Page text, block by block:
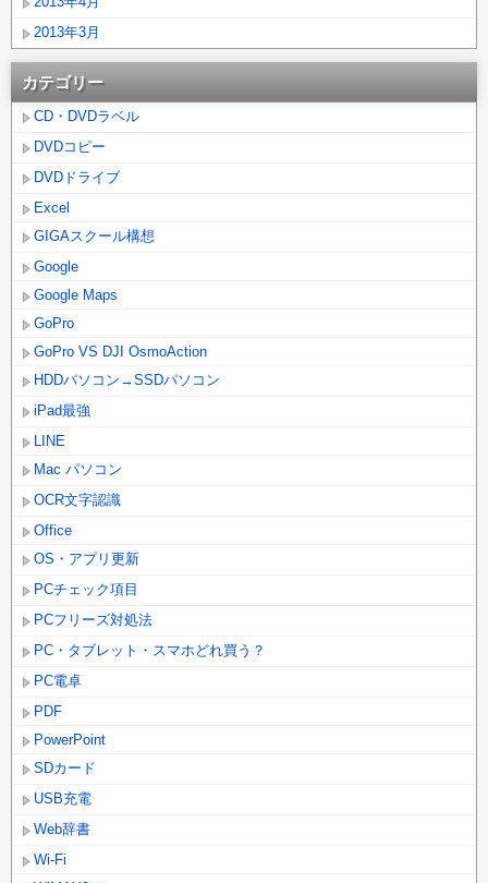
2013年3月
カテゴリー
CD・DVDラベル
DVDコピー
DVDドライブ
Excel
GIGAスクール構想
Google
Google Maps
GoPro
GoPro VS DJI OsmoAction
HDDパソコン→SSDパソコン
iPad最強
LINE
Mac パソコン
OCR文字認識
Office
OS・アプリ更新
PCチェック項目
PCフリーズ対処法
PC・タブレット・スマホどれ買う？
PC電卓
PDF
PowerPoint
SDカード
USB充電
Web辞書
Wi-Fi